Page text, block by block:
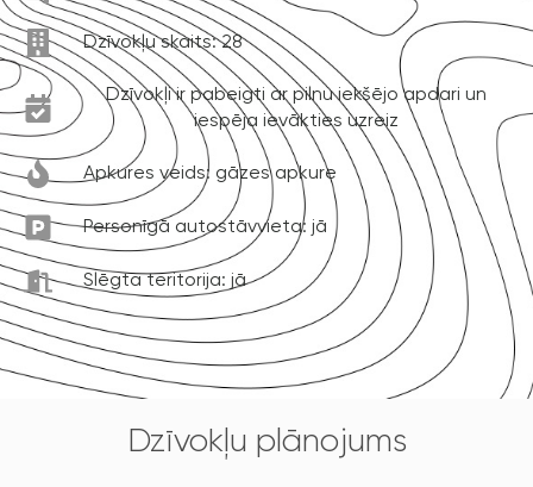
Dzīvokļu skaits: 28
Dzīvokļi ir pabeigti ar pilnu iekšējo apdari un
iespēja ievākties uzreiz
Apkures veids: gāzes apkure
Personīgā autostāvvieta: jā
Slēgta teritorija: jā
Dzīvokļu plānojums